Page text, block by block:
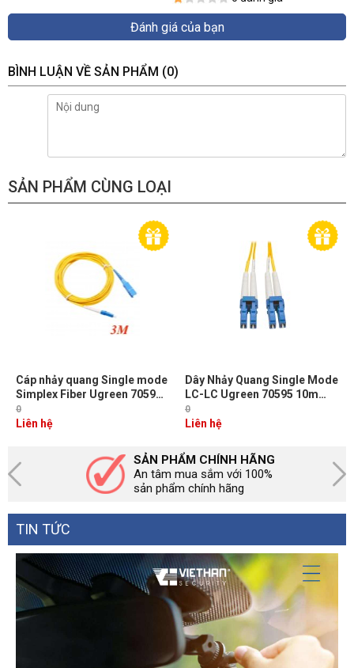
Đánh giá của bạn
BÌNH LUẬN VỀ SẢN PHẨM (0)
SẢN PHẨM CÙNG LOẠI
Cáp nhảy quang Single mode
Simplex Fiber Ugreen 70596
Dài 3M đầu LC-SC Màu Vàng
NW217
0
Liên hệ
Dây Nhảy Quang Single Mode
LC-LC Ugreen 70595 10m
Chuẩn UPC, Bước Sóng
1310/1550nm
0
Liên hệ
SẢN PHẨM CHÍNH HÃNG
An tâm mua sắm với 100%
sản phẩm chính hãng
TIN TỨC